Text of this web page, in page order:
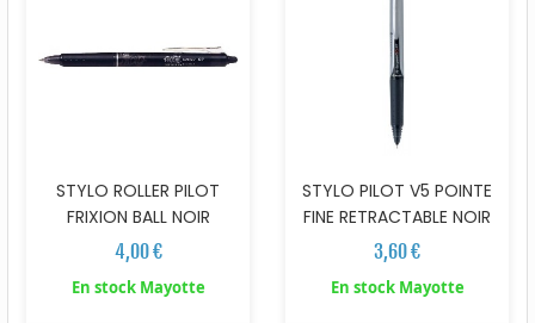
STYLO ROLLER PILOT
FRIXION BALL NOIR
4,00 €
En stock Mayotte
STYLO PILOT V5 POINTE
FINE RETRACTABLE NOIR
3,60 €
En stock Mayotte